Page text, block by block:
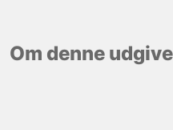
Om denne